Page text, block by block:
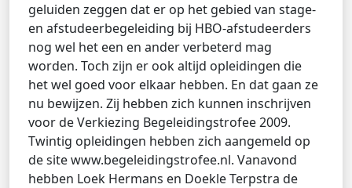
geluiden zeggen dat er op het gebied van stage-
en afstudeerbegeleiding bij HBO-afstudeerders
nog wel het een en ander verbeterd mag
worden. Toch zijn er ook altijd opleidingen die
het wel goed voor elkaar hebben. En dat gaan ze
nu bewijzen. Zij hebben zich kunnen inschrijven
voor de Verkiezing Begeleidingstrofee 2009.
Twintig opleidingen hebben zich aangemeld op
de site www.begeleidingstrofee.nl. Vanavond
hebben Loek Hermans en Doekle Terpstra de